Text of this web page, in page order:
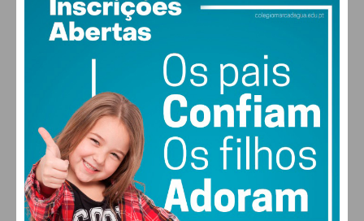
26°
vento: 1m/s O
MAX 26 • MIN 26
30°
SEX
28
SÁB
28°
DOM
29
SEG